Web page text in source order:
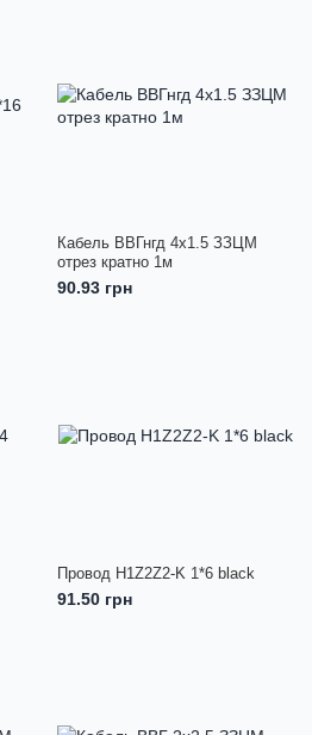
Кабель ВВГнгд 4х1.5 ЗЗЦМ
отрез кратно 1м
90.93 грн
Провод H1Z2Z2-K 1*6 black
91.50 грн